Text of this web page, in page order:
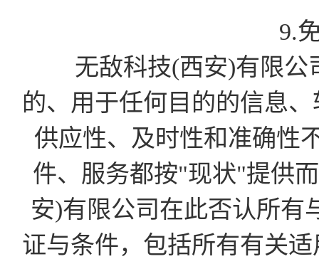
9.
无敌科技(西安)有限公
的、用于任何目的的信息
供应性、及时性和准确性
件、服务都按"现状"提供
安)有限公司在此否认所有
证与条件，包括所有有关